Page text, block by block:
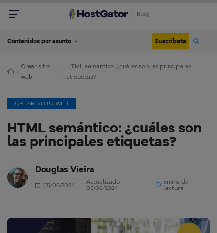
Blog
Contenidos por asunto Suscríbete
Crear sitio
web
HTML semántico: ¿cuáles son las principales
etiquetas?
CREAR SITIO WEB
HTML semántico: ¿cuáles son
las principales etiquetas?
Douglas Vieira
05/06/2024
Actualizado
05/06/2024
5mins de
lectura